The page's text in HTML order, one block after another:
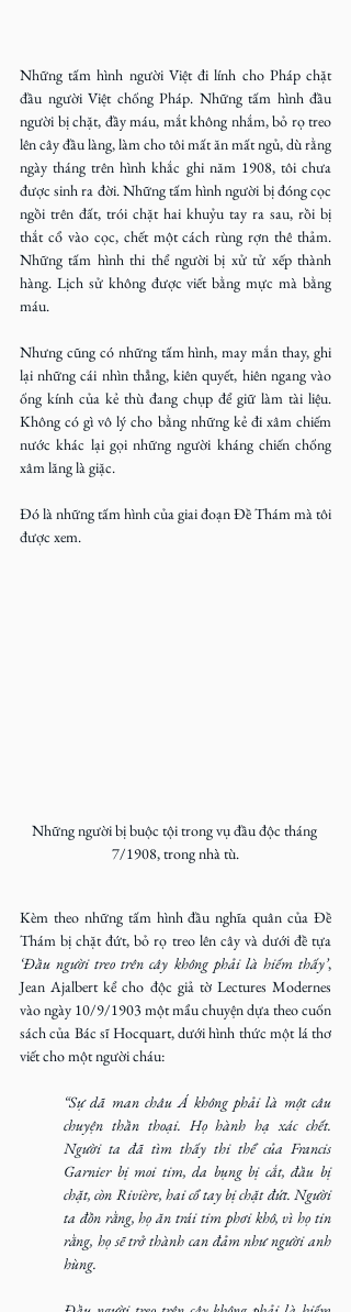
Những tấm hình người Việt đi lính cho Pháp chặt
đầu người Việt chống Pháp. Những tấm hình đầu
người bị chặt, đầy máu, mắt không nhắm, bỏ rọ treo
lên cây đầu làng, làm cho tôi mất ăn mất ngủ, dù rằng
ngày tháng trên hình khắc ghi năm 1908, tôi chưa
được sinh ra đời. Những tấm hình người bị đóng cọc
ngồi trên đất, trói chặt hai khuỷu tay ra sau, rồi bị
thắt cổ vào cọc, chết một cách rùng rợn thê thảm.
Những tấm hình thi thể người bị xử tử xếp thành
hàng. Lịch sử không được viết bằng mực mà bằng
máu.
Nhưng cũng có những tấm hình, may mắn thay, ghi
lại những cái nhìn thẳng, kiên quyết, hiên ngang vào
ống kính của kẻ thù đang chụp để giữ làm tài liệu.
Không có gì vô lý cho bằng những kẻ đi xâm chiếm
nước khác lại gọi những người kháng chiến chống
xâm lăng là giặc.
Đó là những tấm hình của giai đoạn Đề Thám mà tôi
được xem.
Những người bị buộc tội trong vụ đầu độc tháng
7/1908, trong nhà tù.
Kèm theo những tấm hình đầu nghĩa quân của Đề
‘Đầu người treo trên cây không phải là hiếm thấy’,
Jean Ajalbert kể cho độc giả tờ Lectures Modernes
vào ngày 10/9/1903 một mẩu chuyện dựa theo cuốn
sách của Bác sĩ Hocquart, dưới hình thức một lá thơ
viết cho một người cháu:
“Sự dã man châu Á không phải là một câu
chuyện thần thoại. Họ hành hạ xác chết.
Người ta đã tìm thấy thi thể của Francis
Garnier bị moi tim, da bụng bị cắt, đầu bị
chặt, còn Rivière, hai cổ tay bị chặt đứt. Người
ta đồn rằng, họ ăn trái tim phơi khô, vì họ tin
rằng, họ sẽ trở thành can đảm như người anh
hùng.